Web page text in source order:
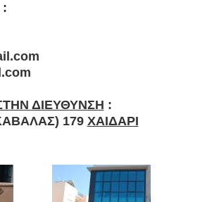
:
ΔΙΕΥΘΥΝΣΗ :
179 ΧΑΙΔΑΡΙ